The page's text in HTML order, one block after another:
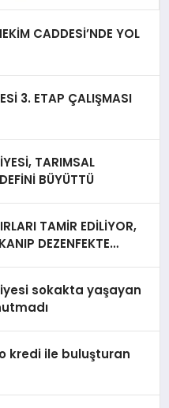
CADDESİ’NDE YOL
3. ETAP ÇALIŞMASI
TARIMSAL
BÜYÜTTÜ
TAMİR EDİLİYOR,
DEZENFEKTE
sokakta yaşayan
kredi ile buluşturan